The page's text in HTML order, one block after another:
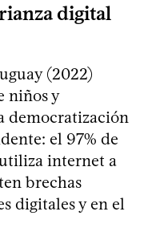
digital
(2022)
niños y
democratización
el 97% de
utiliza internet a
brechas
digitales y en el